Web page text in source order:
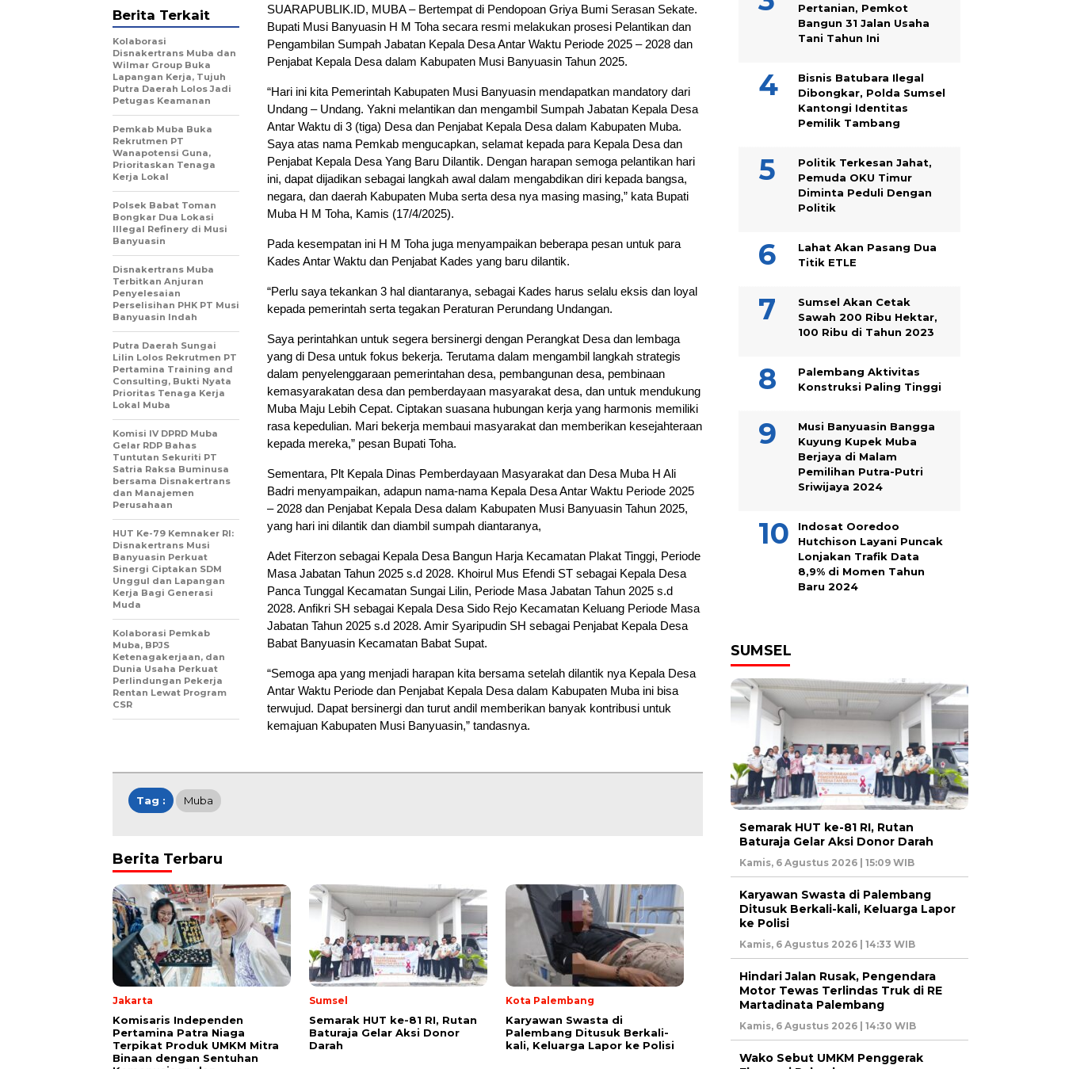
SUARAPUBLIK.ID, MUBA – Bertempat di Pendopoan Griya Bumi Serasan Sekate.
Bupati Musi Banyuasin H M Toha secara resmi melakukan prosesi Pelantikan dan
Pengambilan Sumpah Jabatan Kepala Desa Antar Waktu Periode 2025 – 2028 dan
Penjabat Kepala Desa dalam Kabupaten Musi Banyuasin Tahun 2025.
“Hari ini kita Pemerintah Kabupaten Musi Banyuasin mendapatkan mandatory dari
Undang – Undang. Yakni melantikan dan mengambil Sumpah Jabatan Kepala Desa
Antar Waktu di 3 (tiga) Desa dan Penjabat Kepala Desa dalam Kabupaten Muba.
Saya atas nama Pemkab mengucapkan, selamat kepada para Kepala Desa dan
Penjabat Kepala Desa Yang Baru Dilantik. Dengan harapan semoga pelantikan hari
ini, dapat dijadikan sebagai langkah awal dalam mengabdikan diri kepada bangsa,
negara, dan daerah Kabupaten Muba serta desa nya masing masing,” kata Bupati
Muba H M Toha, Kamis (17/4/2025).
Pada kesempatan ini H M Toha juga menyampaikan beberapa pesan untuk para
Kades Antar Waktu dan Penjabat Kades yang baru dilantik.
“Perlu saya tekankan 3 hal diantaranya, sebagai Kades harus selalu eksis dan loyal
kepada pemerintah serta tegakan Peraturan Perundang Undangan.
Saya perintahkan untuk segera bersinergi dengan Perangkat Desa dan lembaga
yang di Desa untuk fokus bekerja. Terutama dalam mengambil langkah strategis
dalam penyelenggaraan pemerintahan desa, pembangunan desa, pembinaan
kemasyarakatan desa dan pemberdayaan masyarakat desa, dan untuk mendukung
Muba Maju Lebih Cepat. Ciptakan suasana hubungan kerja yang harmonis memiliki
rasa kepedulian. Mari bekerja membaui masyarakat dan memberikan kesejahteraan
kepada mereka,” pesan Bupati Toha.
Sementara, Plt Kepala Dinas Pemberdayaan Masyarakat dan Desa Muba H Ali
Badri menyampaikan, adapun nama-nama Kepala Desa Antar Waktu Periode 2025
– 2028 dan Penjabat Kepala Desa dalam Kabupaten Musi Banyuasin Tahun 2025,
yang hari ini dilantik dan diambil sumpah diantaranya,
Adet Fiterzon sebagai Kepala Desa Bangun Harja Kecamatan Plakat Tinggi, Periode
Masa Jabatan Tahun 2025 s.d 2028. Khoirul Mus Efendi ST sebagai Kepala Desa
Panca Tunggal Kecamatan Sungai Lilin, Periode Masa Jabatan Tahun 2025 s.d
2028. Anfikri SH sebagai Kepala Desa Sido Rejo Kecamatan Keluang Periode Masa
Jabatan Tahun 2025 s.d 2028. Amir Syaripudin SH sebagai Penjabat Kepala Desa
Babat Banyuasin Kecamatan Babat Supat.
“Semoga apa yang menjadi harapan kita bersama setelah dilantik nya Kepala Desa
Antar Waktu Periode dan Penjabat Kepala Desa dalam Kabupaten Muba ini bisa
terwujud. Dapat bersinergi dan turut andil memberikan banyak kontribusi untuk
kemajuan Kabupaten Musi Banyuasin,” tandasnya.
Berita Terkait
Kolaborasi
Disnakertrans Muba dan
Wilmar Group Buka
Lapangan Kerja, Tujuh
Putra Daerah Lolos Jadi
Petugas Keamanan
Pemkab Muba Buka
Rekrutmen PT
Wanapotensi Guna,
Prioritaskan Tenaga
Kerja Lokal
Polsek Babat Toman
Bongkar Dua Lokasi
Illegal Refinery di Musi
Banyuasin
Disnakertrans Muba
Terbitkan Anjuran
Penyelesaian
Perselisihan PHK PT Musi
Banyuasin Indah
Putra Daerah Sungai
Lilin Lolos Rekrutmen PT
Pertamina Training and
Consulting, Bukti Nyata
Prioritas Tenaga Kerja
Lokal Muba
Komisi IV DPRD Muba
Gelar RDP Bahas
Tuntutan Sekuriti PT
Satria Raksa Buminusa
bersama Disnakertrans
dan Manajemen
Perusahaan
HUT Ke-79 Kemnaker RI:
Disnakertrans Musi
Banyuasin Perkuat
Sinergi Ciptakan SDM
Unggul dan Lapangan
Kerja Bagi Generasi
Muda
Kolaborasi Pemkab
Muba, BPJS
Ketenagakerjaan, dan
Dunia Usaha Perkuat
Perlindungan Pekerja
Rentan Lewat Program
CSR
Tag : Muba
Berita Terbaru
Jakarta
Komisaris Independen
Pertamina Patra Niaga
Terpikat Produk UMKM Mitra
Binaan dengan Sentuhan
Sumsel
Semarak HUT ke-81 RI, Rutan
Baturaja Gelar Aksi Donor
Darah
Kota Palembang
Karyawan Swasta di
Palembang Ditusuk Berkali-
kali, Keluarga Lapor ke Polisi
Pertanian, Pemkot
Bangun 31 Jalan Usaha
Tani Tahun Ini
Bisnis Batubara Ilegal
Dibongkar, Polda Sumsel
Kantongi Identitas
Pemilik Tambang
Politik Terkesan Jahat,
Pemuda OKU Timur
Diminta Peduli Dengan
Politik
Lahat Akan Pasang Dua
Titik ETLE
Sumsel Akan Cetak
Sawah 200 Ribu Hektar,
100 Ribu di Tahun 2023
Palembang Aktivitas
Konstruksi Paling Tinggi
Musi Banyuasin Bangga
Kuyung Kupek Muba
Berjaya di Malam
Pemilihan Putra-Putri
Sriwijaya 2024
Indosat Ooredoo
Hutchison Layani Puncak
Lonjakan Trafik Data
8,9% di Momen Tahun
Baru 2024
SUMSEL
Semarak HUT ke-81 RI, Rutan
Baturaja Gelar Aksi Donor Darah
Kamis, 6 Agustus 2026 | 15:09 WIB
Karyawan Swasta di Palembang
Ditusuk Berkali-kali, Keluarga Lapor
ke Polisi
Kamis, 6 Agustus 2026 | 14:33 WIB
Hindari Jalan Rusak, Pengendara
Motor Tewas Terlindas Truk di RE
Martadinata Palembang
Kamis, 6 Agustus 2026 | 14:30 WIB
Wako Sebut UMKM Penggerak